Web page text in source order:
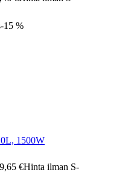
-15 %
1500W
€Hinta ilman S-